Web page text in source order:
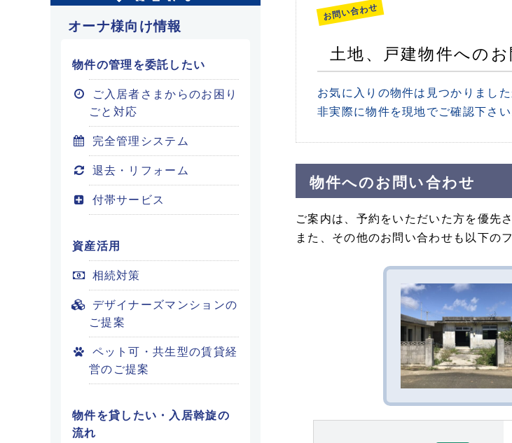
お問い合わせ
土地、戸建物件への
お気に入りの物件は見つかりまし
非実際に物件を現地でご確認下さい
物件へのお問い合わせ
ご案内は、予約をいただいた方を優先
また、その他のお問い合わせも以下の
オーナ様向け情報
物件の管理を委託したい
ご入居者さまからのお困り
ごと対応
完全管理システム
退去・リフォーム
付帯サービス
資産活用
相続対策
デザイナーズマンションの
ご提案
ペット可・共生型の賃貸経
営のご提案
物件を貸したい・入居斡旋の
流れ